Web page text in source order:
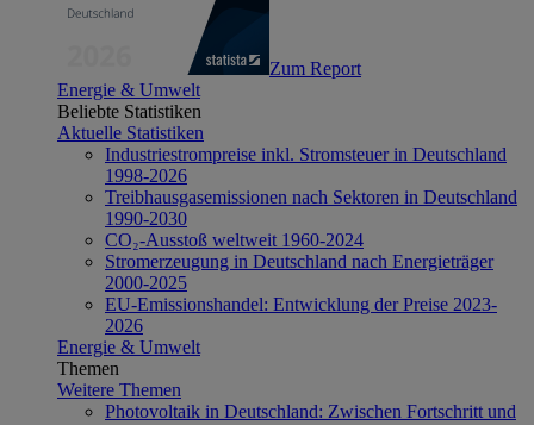
Zum Report
Energie & Umwelt
Beliebte Statistiken
Aktuelle Statistiken
Industriestrompreise inkl. Stromsteuer in Deutschland
1998-2026
Treibhausgasemissionen nach Sektoren in Deutschland
1990-2030
CO₂-Ausstoß weltweit 1960-2024
Stromerzeugung in Deutschland nach Energieträger
2000-2025
EU-Emissionshandel: Entwicklung der Preise 2023-
2026
Energie & Umwelt
Themen
Weitere Themen
Photovoltaik in Deutschland: Zwischen Fortschritt und